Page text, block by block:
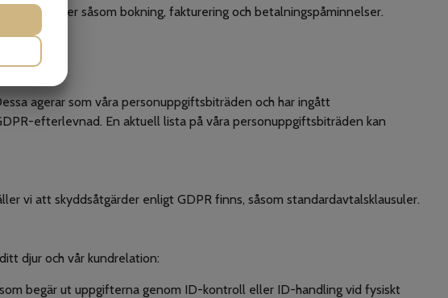
åtgärder såsom bokning, fakturering och betalningspåminnelser.
agerar som våra personuppgiftsbiträden och har ingått
efterlevnad. En aktuell lista på våra personuppgiftsbiträden kan
vi att skyddsåtgärder enligt GDPR finns, såsom standardavtalsklausuler.
djur och vår kundrelation:
begär ut uppgifterna genom ID-kontroll eller ID-handling vid fysiskt